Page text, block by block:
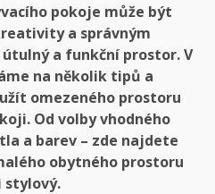
pokoje může být
a správným
a funkční prostor. V
na několik tipů a
omezeného prostoru
Od volby vhodného
a barev – zde najdete
obytného prostoru
stylový.